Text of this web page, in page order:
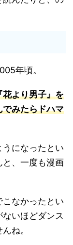
年頃。
より男子』を
みたらドハマ
になったとい
と、一度も漫画
なかったとい
いほどダンス
ね。